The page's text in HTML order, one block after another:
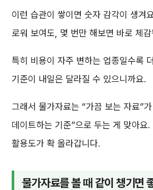
이런 습관이 쌓이면 숫자 감각이 생겨
로워 보여도, 몇 번만 해보면 바로 체감
특히 비용이 자주 변하는 업종일수록
기준이 내일은 달라질 수 있으니까요.
그래서 물가자료는 “가끔 보는 자료”
데이트하는 기준”으로 두는 게 맞아요
활용도가 확 올라갑니다.
물가자료를 볼 때 같이 챙기면